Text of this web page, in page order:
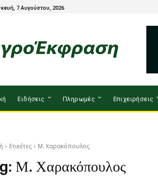
7 Αυγούστου, 2026
Ειδήσεις Πληρωμές Επιχειρήσεις
Ετικέτες Μ. Χαρακόπουλος
Μ. Χαρακόπουλος